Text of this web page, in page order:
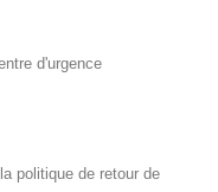
d'urgence
politique de retour de